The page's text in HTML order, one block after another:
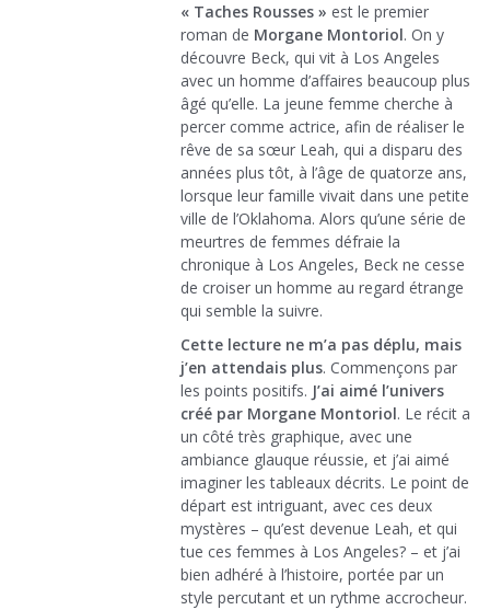
« Taches Rousses » est le premier
roman de Morgane Montoriol. On y
découvre Beck, qui vit à Los Angeles
avec un homme d’affaires beaucoup plus
âgé qu’elle. La jeune femme cherche à
percer comme actrice, afin de réaliser le
rêve de sa sœur Leah, qui a disparu des
années plus tôt, à l’âge de quatorze ans,
lorsque leur famille vivait dans une petite
ville de l’Oklahoma. Alors qu’une série de
meurtres de femmes défraie la
chronique à Los Angeles, Beck ne cesse
de croiser un homme au regard étrange
qui semble la suivre.
Cette lecture ne m’a pas déplu, mais
j’en attendais plus. Commençons par
les points positifs. J’ai aimé l’univers
créé par Morgane Montoriol. Le récit a
un côté très graphique, avec une
ambiance glauque réussie, et j’ai aimé
imaginer les tableaux décrits. Le point de
départ est intriguant, avec ces deux
mystères – qu’est devenue Leah, et qui
tue ces femmes à Los Angeles? – et j’ai
bien adhéré à l’histoire, portée par un
style percutant et un rythme accrocheur.